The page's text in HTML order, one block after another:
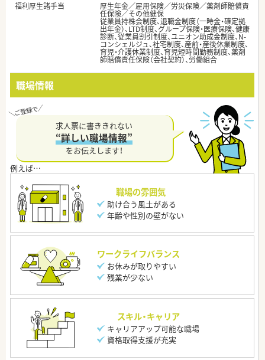
福利厚生諸手当
厚生年金／雇用保険／労災保険／薬剤師賠償責
任保険／その他健保
従業員持株会制度、退職金制度（一時金・確定拠
出年金）、LTD制度、グループ保険・医療保険、健康
診断、従業員割引制度、ユニオン助成金制度、N-
コンシェルジュ、社宅制度、産前・産後休業制度、
育児・介護休業制度、育児短時間勤務制度、薬剤
師賠償責任保険（会社契約）、労働組合
職場情報
求人票に書ききれない
“詳しい職場情報”
をお伝えします！
職場の雰囲気
助け合う風土がある
年齢や性別の壁がない
ワークライフバランス
お休みが取りやすい
残業が少ない
スキル・キャリア
キャリアアップ可能な職場
資格取得支援が充実